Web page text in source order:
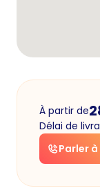
À partir de
Délai de
Parler